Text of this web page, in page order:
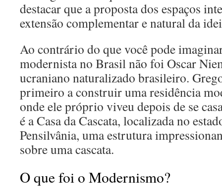
destacar que a proposta dos espaços
extensão complementar e natural da
Ao contrário do que você pode
modernista no Brasil não foi Oscar
ucraniano naturalizado brasileiro.
primeiro a construir uma residência
onde ele próprio viveu depois de se
é a Casa da Cascata, localizada no
Pensilvânia, uma estrutura
sobre uma cascata.
O que foi o Modernismo?